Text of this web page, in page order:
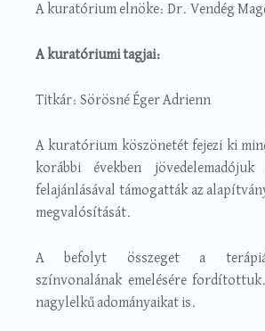
A kuratórium elnöke: Dr. Vendég
A kuratóriumi tagjai:
Titkár: Sörösné Éger Adrienn
A kuratórium köszönetét fejezi ki
korábbi években jövedelemadójuk
felajánlásával támogatták az
megvalósítását.
A befolyt összeget a
színvonalának emelésére
nagylelkű adományaikat is.